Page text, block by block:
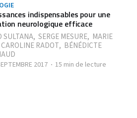
indispensables pour une
neurologique efficace
SULTANA, SERGE MESURE, MARIE
CAROLINE RADOT, BÉNÉDICTE
2017 15 min de lecture